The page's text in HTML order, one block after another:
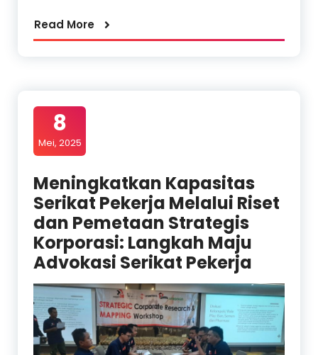
Read More
8
Mei, 2025
Meningkatkan Kapasitas
Serikat Pekerja Melalui Riset
dan Pemetaan Strategis
Korporasi: Langkah Maju
Advokasi Serikat Pekerja